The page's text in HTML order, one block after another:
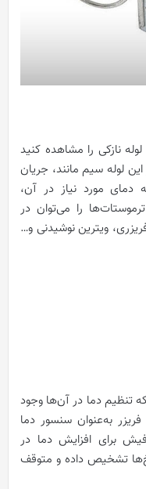
نازکی را مشاهده کنید
لوله سیم مانند، جریان
مورد نیاز در آن،
را می‌توان در
ویترین نوشیدنی و…
تنظیم دما در آن‌ها وجود
به‌عنوان سنسور دما
برای افزایش دما در
تشخیص داده و متوقف